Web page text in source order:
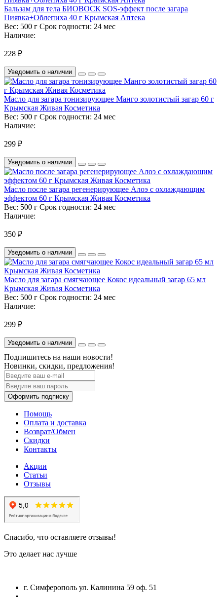
Бальзам для тела БИОВОСК SOS-эффект после загара
Пиявка+Облепиха 40 г Крымская Аптека
Вес: 500 г Срок годности: 24 мес
Наличие:
228 ₽
Уведомить о наличии
Масло для загара тонизирующее Манго золотистый загар 60 г
Крымская Живая Косметика
Вес: 500 г Срок годности: 24 мес
Наличие:
299 ₽
Уведомить о наличии
Масло после загара регенерирующее Алоэ с охлаждающим
эффектом 60 г Крымская Живая Косметика
Вес: 500 г Срок годности: 24 мес
Наличие:
350 ₽
Уведомить о наличии
Масло для загара смягчающее Кокос идеальный загар 65 мл
Крымская Живая Косметика
Вес: 500 г Срок годности: 24 мес
Наличие:
299 ₽
Уведомить о наличии
Подпишитесь на наши новости!
Новинки, скидки, предложения!
Оформить подписку
Помощь
Оплата и доставка
Возврат/Обмен
Скидки
Контакты
Акции
Статьи
Отзывы
Спасибо, что оставляете отзывы!
Это делает нас лучше
г. Симферополь ул. Калинина 59 оф. 51